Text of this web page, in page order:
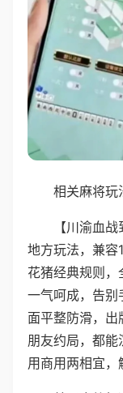
相关麻将玩
【川渝血
地方玩法，兼容
花猪经典规则
一气呵成，告别
面平整防滑，
朋友约局，都
用商用两相宜，